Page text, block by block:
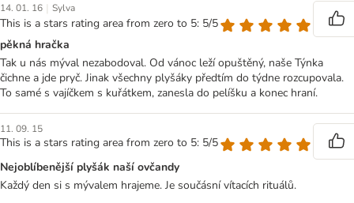
14. 01. 16 | Sylva
This is a stars rating area from zero to 5: 5/5
pěkná hračka
Tak u nás mýval nezabodoval. Od vánoc leží opuštěný, naše Týnka
čichne a jde pryč. Jinak všechny plyšáky předtím do týdne rozcupovala.
To samé s vajíčkem s kuřátkem, zanesla do pelíšku a konec hraní.
11. 09. 15
This is a stars rating area from zero to 5: 5/5
Nejoblíbenější plyšák naší ovčandy
Každý den si s mývalem hrajeme. Je součásní vítacích rituálů.